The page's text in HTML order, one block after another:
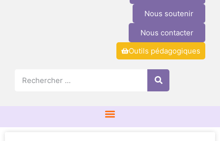
Nous soutenir
Nous contacter
Outils pédagogiques